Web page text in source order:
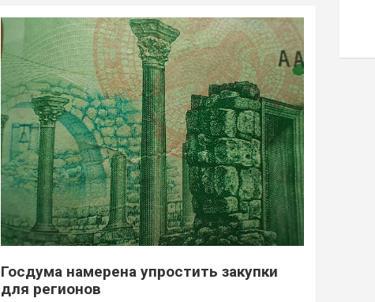
Госдума намерена упростить закупки
для регионов